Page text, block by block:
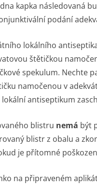
kapka následovaná
podání
lokálního
štětičkou
spekulum. Nechte
namočenou v
antiseptikum
blistru nemá být
blistr z obalu a
je přítomné
na připraveném